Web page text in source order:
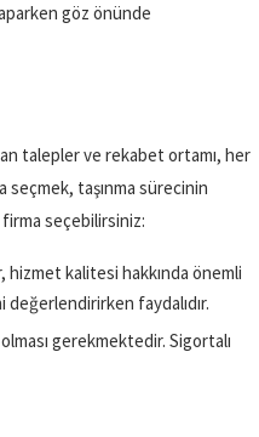
göz önünde
talepler ve rekabet ortamı, her
seçmek, taşınma sürecinin
seçebilirsiniz:
hizmet kalitesi hakkında önemli
faydalıdır.
gerekmektedir. Sigortalı